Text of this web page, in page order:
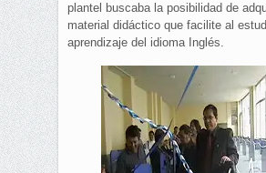
plantel buscaba la posibilidad de
material didáctico que facilite al
aprendizaje del idioma Inglés.